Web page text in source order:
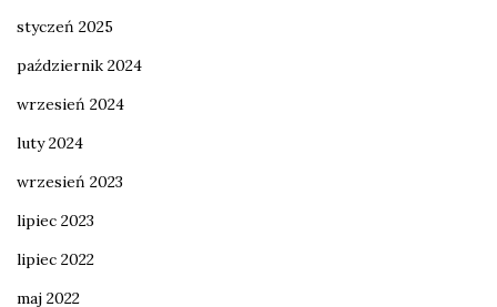
styczeń 2025
październik 2024
wrzesień 2024
luty 2024
wrzesień 2023
lipiec 2023
lipiec 2022
maj 2022